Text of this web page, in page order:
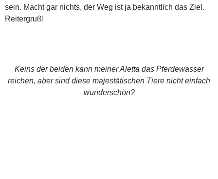
sein. Macht gar nichts, der Weg ist ja bekanntlich das Ziel.
Reitergruß!
Keins der beiden kann meiner Aletta das Pferdewasser
reichen, aber sind diese majestätischen Tiere nicht einfach
wunderschön?